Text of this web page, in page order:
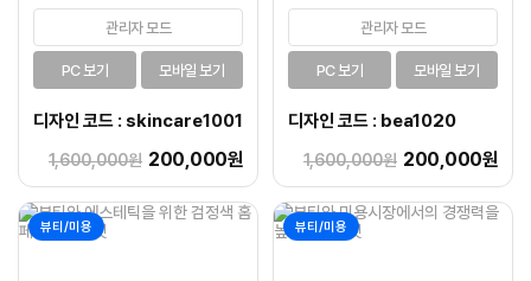
관리자 모드
PC 보기 모바일 보기
디자인 코드 : skincare1001
1,600,000원 200,000원
관리자 모드
PC 보기 모바일 보기
디자인 코드 : bea1020
1,600,000원 200,000원
뷰티/미용 뷰티/미용